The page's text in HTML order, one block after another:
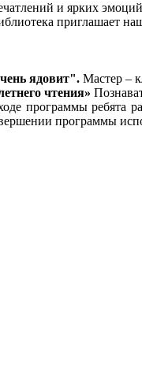
и ярких
приглашает
ядовит". Мастер –
чтения»
программы ребята
программы